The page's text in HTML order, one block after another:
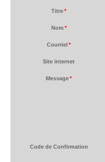
Titre *
Nom *
Courriel *
Site internet
Message *
Code de Confirmation